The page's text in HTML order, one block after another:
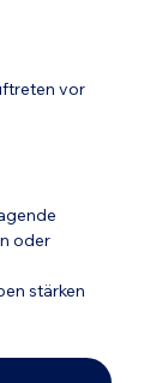
vor
oder
stärken